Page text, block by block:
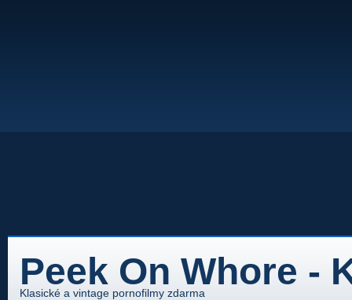
Peek On Whore -
Klasické a vintage pornofilmy zdarma